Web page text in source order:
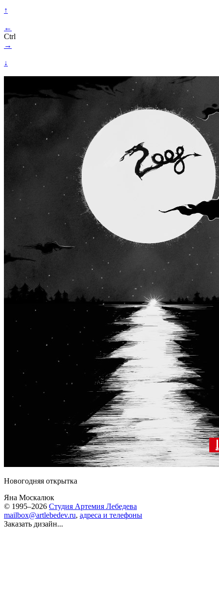
↑
←
Ctrl
→
↓
Новогодняя открытка
Яна Москалюк
© 1995–2026 Студия Артемия Лебедева
mailbox@artlebedev.ru, адреса и телефоны
Заказать дизайн...